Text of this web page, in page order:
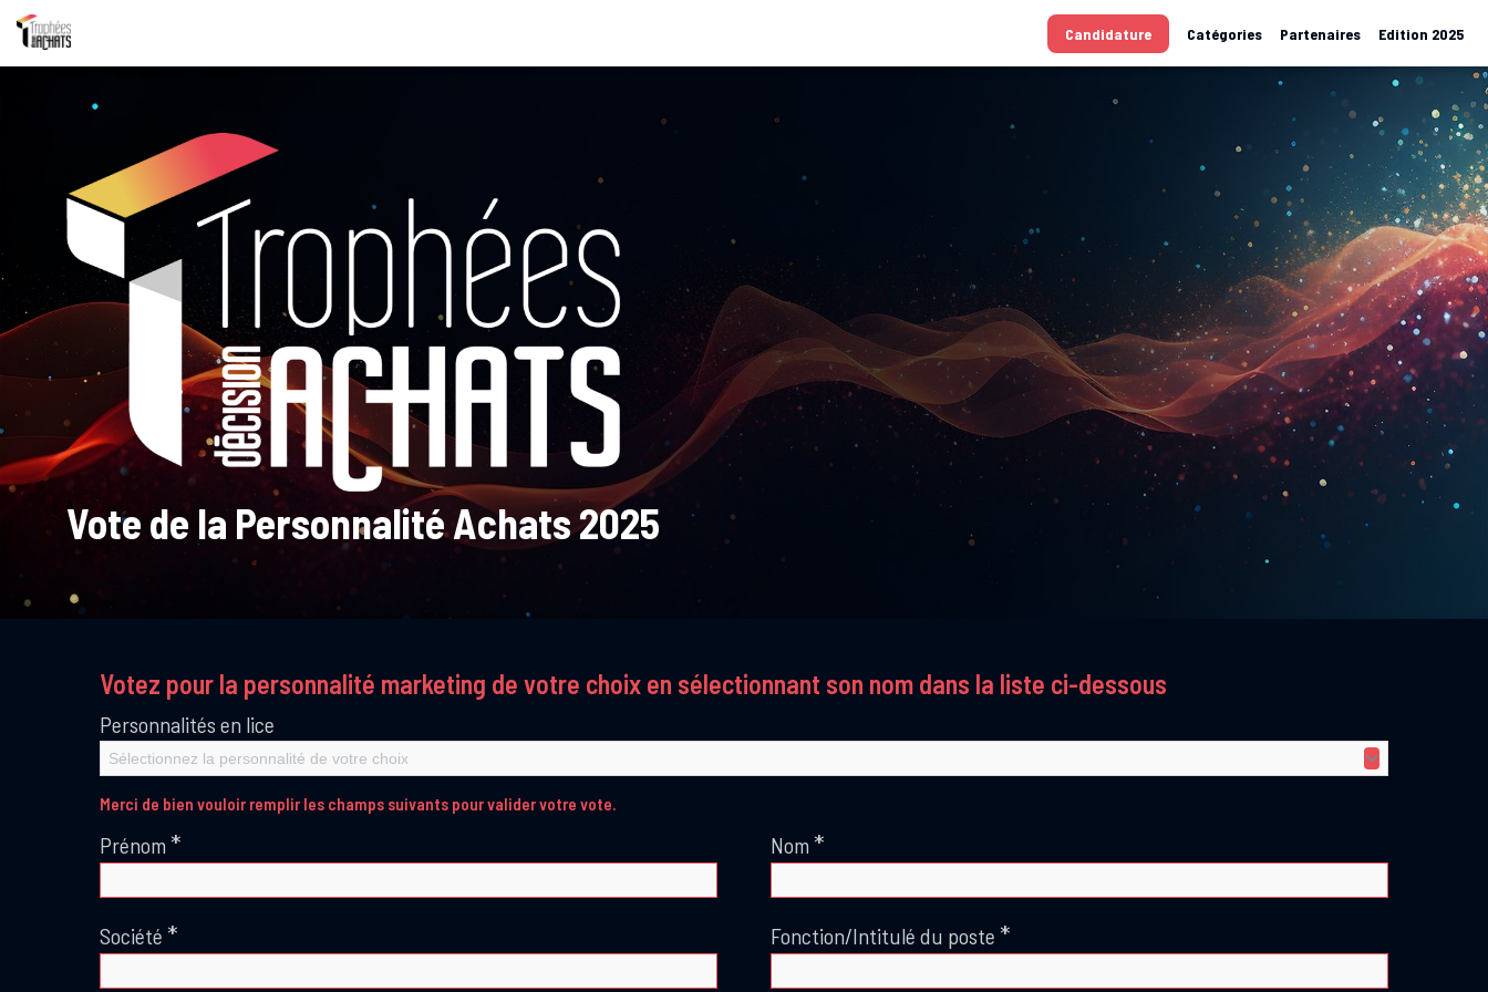
Candidature Catégories Partenaires Edition 2025
Vote de la Personnalité Achats 2025
Votez pour la personnalité marketing de votre choix en sélectionnant son nom dans la liste ci-dessous
Personnalités en lice
Sélectionnez la personnalité de votre choix
Merci de bien vouloir remplir les champs suivants pour valider votre vote.
Prénom * Nom *
Société * Fonction/Intitulé du poste *